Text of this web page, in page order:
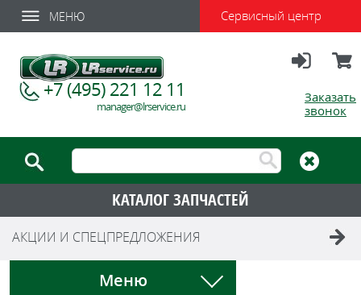
МЕНЮ Сервисный центр
Заказать
звонок
+7 (495) 221 12 11
manager@lrservice.ru
КАТАЛОГ ЗАПЧАСТЕЙ
АКЦИИ И СПЕЦПРЕДЛОЖЕНИЯ
Меню